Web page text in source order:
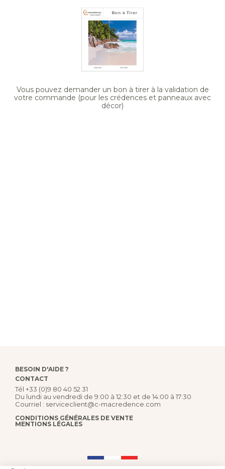
Vous pouvez demander un bon à tirer à la validation de
votre commande (pour les crédences et panneaux avec
décor)
BESOIN D'AIDE ?
CONTACT
Tél +33 (0)9 80 40 52 31
Du lundi au vendredi de 9:00 à 12:30 et de 14:00 à 17:30
Courriel : serviceclient@c-macredence.com
CONDITIONS GÉNÉRALES DE VENTE
MENTIONS LÉGALES